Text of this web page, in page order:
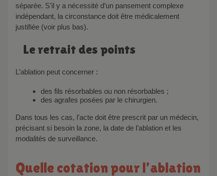
séparée. S’il y a nécessité d’un pansement complexe
indépendant, la circonstance doit être médicalement
justifiée (voir plus bas).
Le retrait des points
L’ablation peut concerner :
des fils résorbables ou non résorbables ;
des agrafes posées par le chirurgien.
Dans tous les cas, l’acte doit être prescrit par un médecin,
précisant si besoin la zone, la date de l’ablation et les
modalités de surveillance.
Quelle cotation pour l’ablation